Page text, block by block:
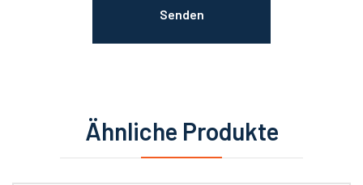
Ähnliche Produkte